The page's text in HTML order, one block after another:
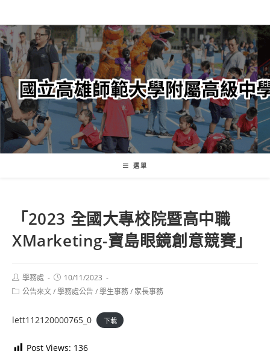
轉
至
主
內
容
選單
「2023 全國大專校院暨高中職
XMarketing-寶島眼鏡創意競賽」
Post
author:
學務處
Post
published:
10/11/2023
Post公告來文/學務處公告/學生事務/ 家長事務
lett112120000765_0 下載
Post Views: 136